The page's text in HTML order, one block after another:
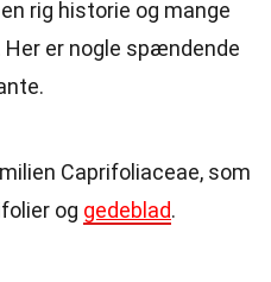
rig historie og mange
er nogle spændende
Caprifoliaceae, som
og gedeblad.